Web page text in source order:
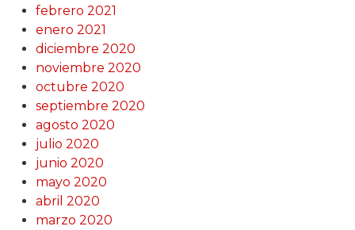
febrero 2021
enero 2021
diciembre 2020
noviembre 2020
octubre 2020
septiembre 2020
agosto 2020
julio 2020
junio 2020
mayo 2020
abril 2020
marzo 2020